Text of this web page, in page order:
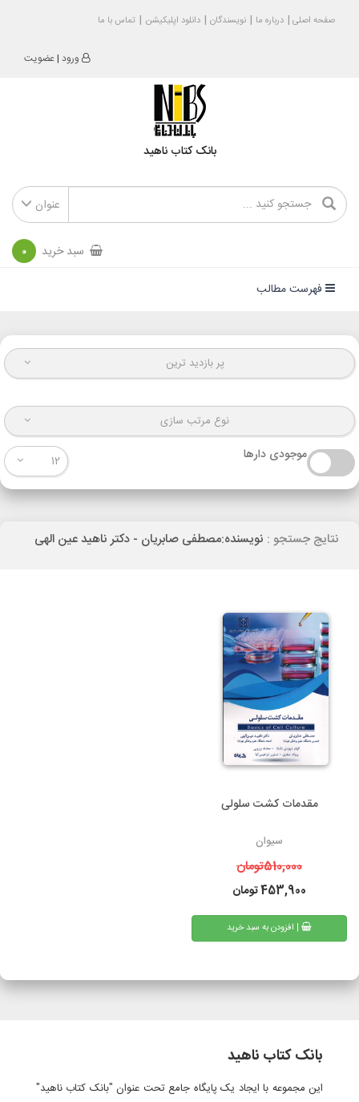
صفحه اصلی درباره ما نویسندگان دانلود اپلیکیشن تماس با ما
ورود |عضویت
بانک کتاب ناهید
عنوان
سبد خرید 0
فهرست مطالب
پر بازدید ترین
نوع مرتب سازی
موجودی دارها 12
نتایج جستجو : نویسنده:مصطفی صابریان - دکتر ناهید عین الهی
مقدمات کشت سلولی
سیوان
510,000تومان
453,900تومان
| افزودن به سبد خرید
بانک کتاب ناهید
این مجموعه با ایجاد یک پایگاه جامع تحت عنوان "بانک کتاب ناهید"